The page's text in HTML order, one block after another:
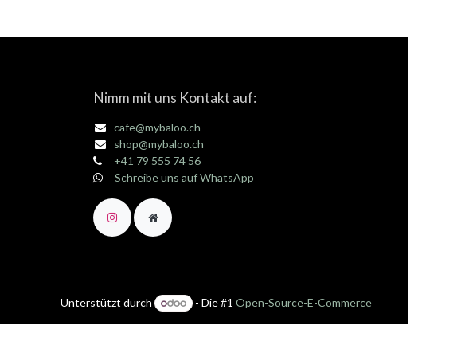
Nimm mit uns Kontakt auf:
cafe@mybaloo.ch
shop@mybaloo.ch
+41 79 555 74 56
Schreibe uns auf WhatsApp
Unterstützt durch - Die #1 Open-Source-E-Commerce